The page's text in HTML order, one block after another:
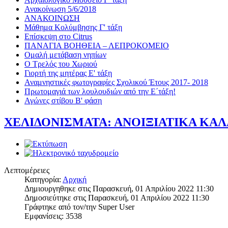
Ανακοίνωση 5/6/2018
ΑΝΑΚΟΙΝΩΣΗ
Μάθημα Κολύμβησης Γ' τάξη
Επίσκεψη στο Citrus
ΠΑΝΑΓΙΑ ΒΟΗΘΕΙΑ – ΛΕΠΡΟΚΟΜΕΙΟ
Ομαλή μετάβαση νηπίων
Ο Τρελός του Χωριού
Γιορτή της μητέρας Ε' τάξη
Αναμνηστικές φωτογραφίες Σχολικού Έτους 2017- 2018
Πρωτομαγιά των λουλουδιών από την Ε΄τάξη!
Αγώνες στίβου Β' φάση
ΧΕΛΙΔΟΝΙΣΜΑΤΑ: ΑΝΟΙΞΙΑΤΙΚΑ
Λεπτομέρειες
Κατηγορία: Αρχική
Δημιουργηθηκε στις Παρασκευή, 01 Απριλίου 2022 11:30
Δημοσιεύτηκε στις Παρασκευή, 01 Απριλίου 2022 11:30
Γράφτηκε από τον/την Super User
Εμφανίσεις: 3538